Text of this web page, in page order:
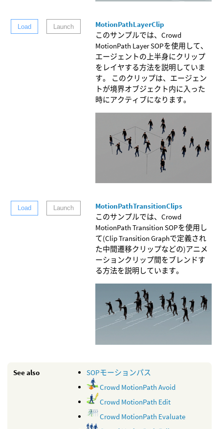
Load Launch
MotionPathLayerClip
このサンプルでは、Crowd
MotionPath Layer SOPを使用して、
エージェントの上半身にクリップ
をレイヤする方法を説明していま
す。 このクリップは、エージェン
トが境界オブジェクト内に入った
時にアクティブになります。
Load Launch
MotionPathTransitionClips
このサンプルでは、Crowd
MotionPath Transition SOPを使用し
て(Clip Transition Graphで定義され
た中間遷移クリップなどの)アニメ
ーションクリップ間をブレンドす
る方法を説明しています。
See also
SOPモーションパス
Crowd MotionPath Avoid
Crowd MotionPath Edit
Crowd MotionPath Evaluate